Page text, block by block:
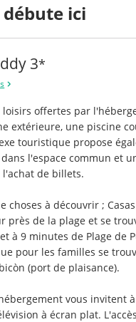
ici
3*
offertes par
extérieure, une piscine
touristique propose
l'espace commun et
de billets.
choses à découvrir ;
près de la plage et se
à 9 minutes de Plage de
pour les familles se
(port de plaisance).
vous invitent
à écran plat.